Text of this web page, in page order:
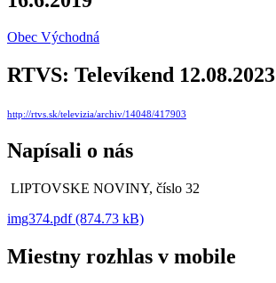
Obec Východná
RTVS: Televíkend 12.08.2023
http://rtvs.sk/televizia/archiv/14048/417903
Napísali o nás
LIPTOVSKE NOVINY, číslo 32
img374.pdf (874.73 kB)
Miestny rozhlas v mobile